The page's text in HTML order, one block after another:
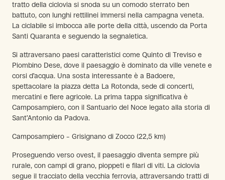
tratto della ciclovia si snoda su un comodo sterrato ben
battuto, con lunghi rettilinei immersi nella campagna veneta.
La ciclabile si imbocca alle porte della città, uscendo da Porta
Santi Quaranta e seguendo la segnaletica.
Si attraversano paesi caratteristici come Quinto di Treviso e
Piombino Dese, dove il paesaggio è dominato da ville venete e
corsi d’acqua. Una sosta interessante è a Badoere,
spettacolare la piazza detta La Rotonda, sede di concerti,
mercatini e fiere agricole. La prima tappa significativa è
Camposampiero, con il Santuario del Noce legato alla storia di
Sant’Antonio da Padova.
Camposampiero – Grisignano di Zocco (22,5 km)
Proseguendo verso ovest, il paesaggio diventa sempre più
rurale, con campi di grano, pioppeti e filari di viti. La ciclovia
segue il tracciato della vecchia ferrovia, attraversando tratti di